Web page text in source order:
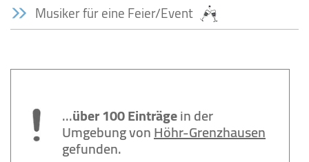
Musiker für eine Feier/Event
...über 100 Einträgein der
Umgebung vonHöhr-Grenzhausen
gefunden.